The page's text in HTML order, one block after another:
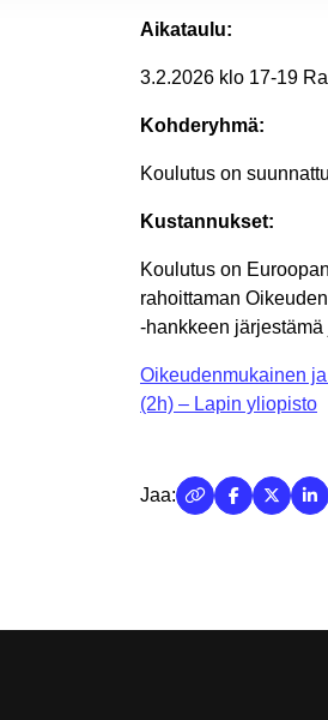
Aikataulu:
3.2.2026 klo 17-19
Kohderyhmä:
Koulutus on
Kustannukset:
Koulutus on
rahoittaman
-hankkeen
Oikeudenmukainen
(2h) – Lapin yliopisto
Jaa: